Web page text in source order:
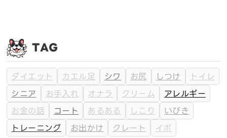
TAG
ダイエット カエル足 シワ お尻 しつけ
トイレ
シニア
お手入れ オナラ クリーム
アレルギー
お金の話
コート あるある しこり
いびき
トレーニング
お出かけ クレート イボ